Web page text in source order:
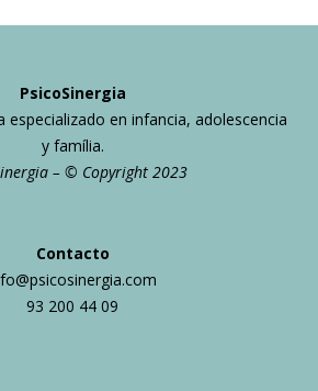
PsicoSinergia
especializado en infancia, adolescencia
y família.
– © Copyright 2023
Contacto
93 200 44 09